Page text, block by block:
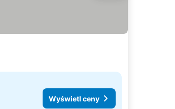
Wyświetl ceny